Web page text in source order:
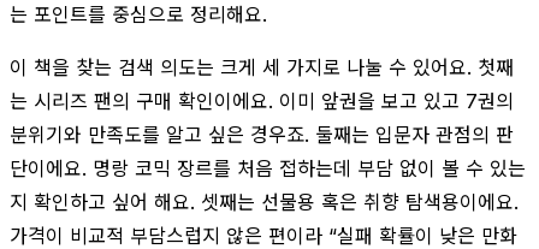
는 포인트를 중심으로 정리해요.
이 책을 찾는 검색 의도는 크게 세 가지로 나눌 수 있어요. 첫째
는 시리즈 팬의 구매 확인이에요. 이미 앞권을 보고 있고 7권의
분위기와 만족도를 알고 싶은 경우죠. 둘째는 입문자 관점의 판
단이에요. 명랑 코믹 장르를 처음 접하는데 부담 없이 볼 수 있는
지 확인하고 싶어 해요. 셋째는 선물용 혹은 취향 탐색용이에요.
가격이 비교적 부담스럽지 않은 편이라 “실패 확률이 낮은 만화